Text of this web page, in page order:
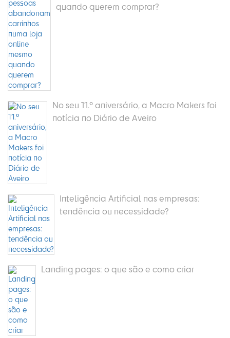
quando querem comprar?
No seu 11.º aniversário, a Macro Makers foi
notícia no Diário de Aveiro
Inteligência Artificial nas empresas:
tendência ou necessidade?
Landing pages: o que são e como criar